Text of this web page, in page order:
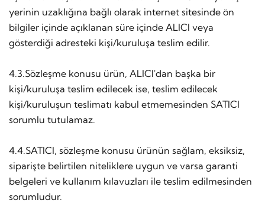
yerinin uzaklığına bağlı olarak internet sitesinde ön
bilgiler içinde açıklanan süre içinde ALICI veya
gösterdiği adresteki kişi/kuruluşa teslim edilir.
4.3.Sözleşme konusu ürün, ALICI'dan başka bir
kişi/kuruluşa teslim edilecek ise, teslim edilecek
kişi/kuruluşun teslimatı kabul etmemesinden SATICI
sorumlu tutulamaz.
4.4.SATICI, sözleşme konusu ürünün sağlam, eksiksiz,
siparişte belirtilen niteliklere uygun ve varsa garanti
belgeleri ve kullanım kılavuzları ile teslim edilmesinden
sorumludur.